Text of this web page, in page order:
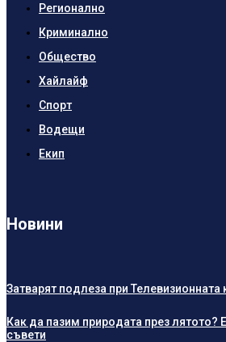
Регионално
Криминално
Общество
Хайлайф
Спорт
Водещи
Екип
Новини
Затварят подлеза при
Как да пазим природата през лятото?
съвети